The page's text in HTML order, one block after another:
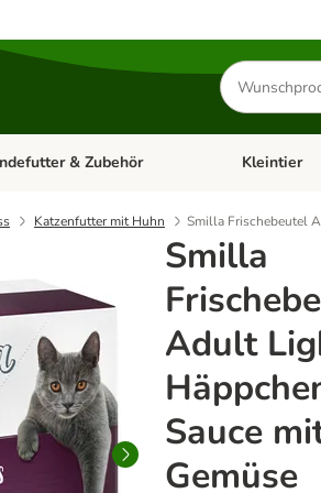
Produkte
suchen
Menü öffnen: Katzenfutter & Zubehör
& Zubehör Kategorie-
Kleintier
Katzenfutter mit Huhn Smilla Frischebeutel
Smilla
Adult
Sauce
Gemüse